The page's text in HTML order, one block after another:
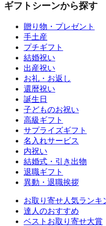
ギフトシーンから探す
贈り物・プレゼント
手土産
プチギフト
結婚祝い
出産祝い
お礼・お返し
還暦祝い
誕生日
子どものお祝い
高級ギフト
サプライズギフト
名入れサービス
内祝い
結婚式・引き出物
退職ギフト
異動・退職挨拶
お取り寄せ人気ランキ
達人のおすすめ
ベストお取り寄せ大賞